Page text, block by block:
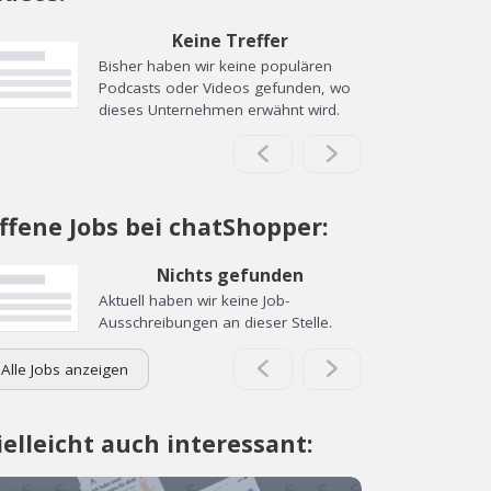
Keine Treffer
Bisher haben wir keine populären
Podcasts oder Videos gefunden, wo
dieses Unternehmen erwähnt wird.
Jobs bei chatShopper:
Nichts gefunden
Aktuell haben wir keine Job-
Ausschreibungen an dieser Stelle.
Alle Jobs anzeigen
auch interessant: